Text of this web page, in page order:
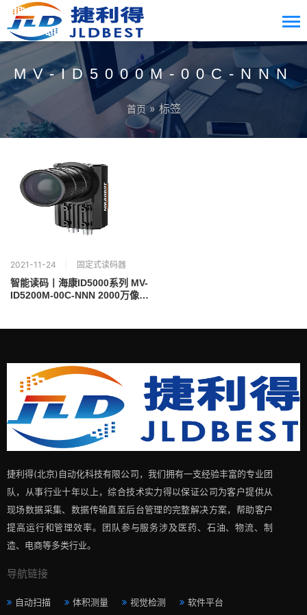
MV-ID5000M-00C-NNN
首页 » 标签
2021-11-24 固定式读码器
智能读码丨海康ID5000系列 MV-
ID5200M-00C-NNN 2000万像素
捷利得(北京)自动化科技有限公司，我们拥有一支经验丰富的专业团
队，从事行业十年以上，综合技术实力得以保证公司为客户提供从
现场数据采集、数据传输直至后台管理的完整解决方案，帮助客户
提高运行和管理效率。团队参与服务涉及医药、石油、物流、制
造、电商等多类行业。
导航链接
自动扫描 体积测量 视觉检测 软件平台